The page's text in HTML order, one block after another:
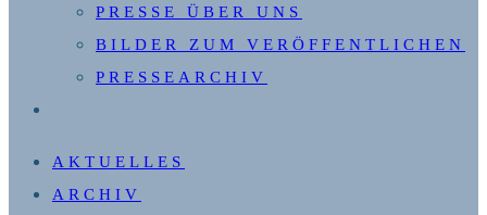
PRESSE ÜBER UNS
BILDER ZUM VERÖFFENTLICHEN
PRESSEARCHIV
UMSCHALTEN
AKTUELLES
ARCHIV